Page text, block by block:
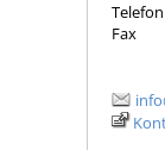
Telefon
Fax